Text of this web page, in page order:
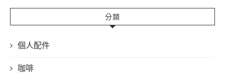
分類
個人配件
咖啡